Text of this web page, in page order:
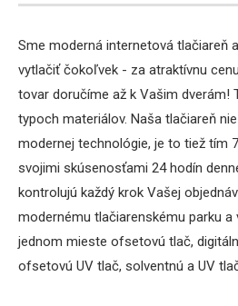
Sme moderná internetová tlačiareň
vytlačiť čokoľvek - za atraktívnu
tovar doručíme až k Vašim dverám!
typoch materiálov. Naša tlačiareň
modernej technológie, je to tiež tím
svojimi skúsenosťami 24 hodín
kontrolujú každý krok Vašej
modernému tlačiarenskému parku a
jednom mieste ofsetovú tlač,
ofsetovú UV tlač, solventnú a UV